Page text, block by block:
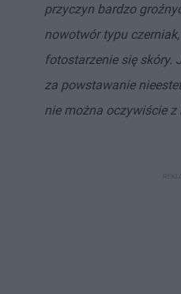
przyczyn bardzo
nowotwór typu
fotostarzenie się skóry.
za powstawanie
nie można oczywiście z